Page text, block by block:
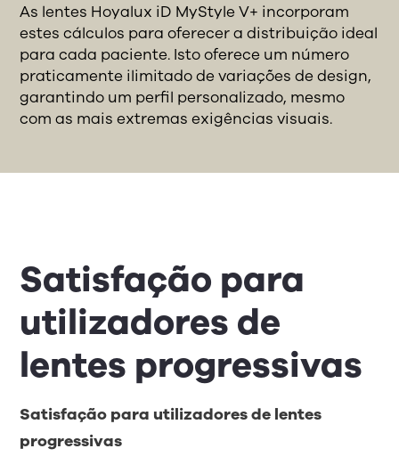
As lentes Hoyalux iD MyStyle V+ incorporam
estes cálculos para oferecer a distribuição ideal
para cada paciente. Isto oferece um número
praticamente ilimitado de variações de design,
garantindo um perfil personalizado, mesmo
com as mais extremas exigências visuais.
Satisfação para
utilizadores de
lentes progressivas
Satisfação para utilizadores de lentes
progressivas